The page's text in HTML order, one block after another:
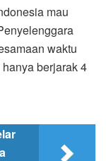
mau
waktu
berjarak 4